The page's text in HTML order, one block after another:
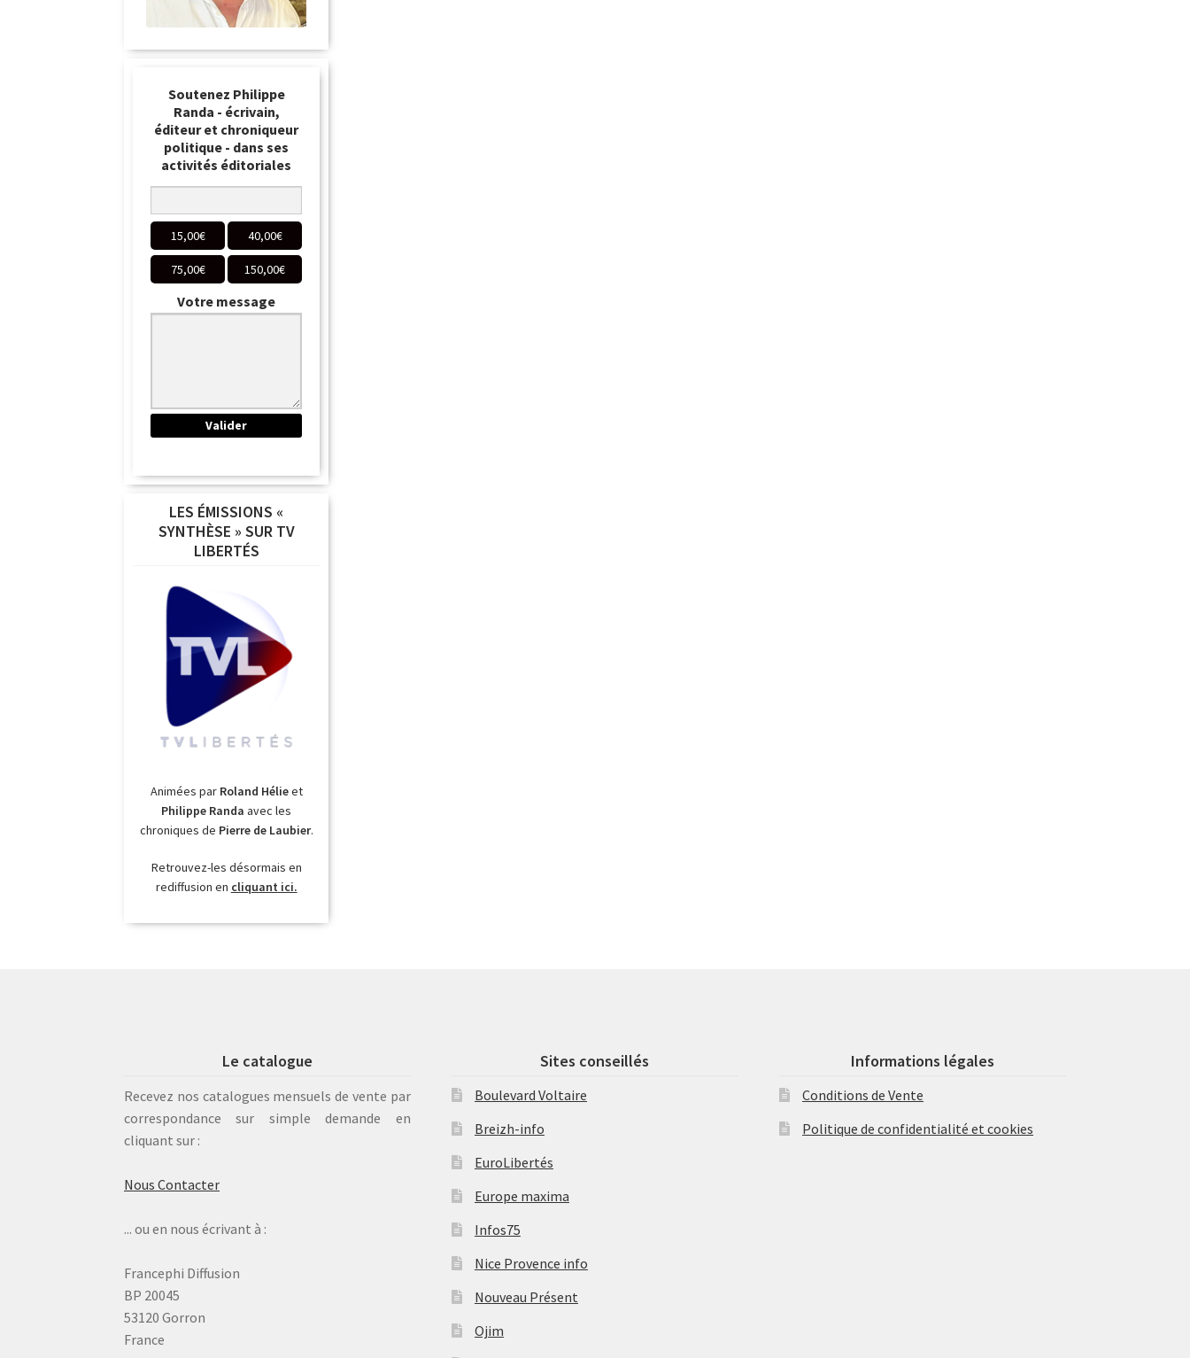
Soutenez Philippe
Randa - écrivain,
éditeur et chroniqueur
politique - dans ses
activités éditoriales
15,00€ 40,00€
75,00€ 150,00€
Votre message
LES ÉMISSIONS «
SYNTHÈSE » SUR TV
LIBERTÉS
Animées par Roland Hélieet
Philippe Randa avec les
chroniques de Pierre de Laubier.
Retrouvez-les désormais en
rediffusion en cliquant ici.
Le catalogue
Recevez nos catalogues mensuels de vente par
correspondance sur simple demande en
cliquant sur :
Nous Contacter
... ou en nous écrivant à :
Francephi Diffusion
BP 20045
53120 Gorron
France
Sites conseillés
Boulevard Voltaire
Breizh-info
EuroLibertés
Europe maxima
Infos75
Nice Provence info
Nouveau Présent
Ojim
Informations légales
Conditions de Vente
Politique de confidentialité et cookies